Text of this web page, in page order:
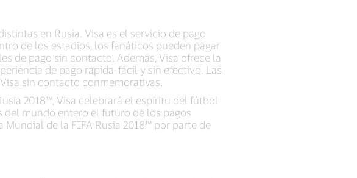
en Rusia. Visa es el servicio de pago
de los estadios, los fanáticos pueden pagar
de pago sin contacto. Además, Visa ofrece la
de pago rápida, fácil y sin efectivo. Las
sin contacto conmemorativas.
2018™, Visa celebrará el espíritu del fútbol
del mundo entero el futuro de los pagos
de la FIFA Rusia 2018™ por parte de